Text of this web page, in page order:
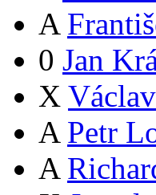
A
0 Jan
X
A Petr
A